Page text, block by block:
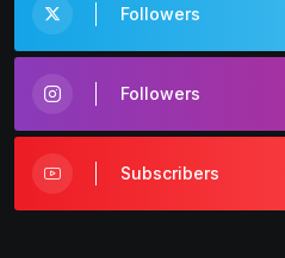
Followers
Followers
Subscribers